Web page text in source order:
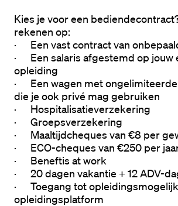
Kies je voor een
rekenen op:
·
Een vast contract van
·
Een salaris afgestemd op jouw
opleiding
·
Een wagen met
die je ook privé mag gebruiken
·
Hospitalisatieverzekering
·
Groepsverzekering
·
Maaltijdcheques van €8 per
·
ECO-cheques van €250 per
·
Beneftis at work
·
20 dagen vakantie + 12 ADV-
·
Toegang tot
opleidingsplatform